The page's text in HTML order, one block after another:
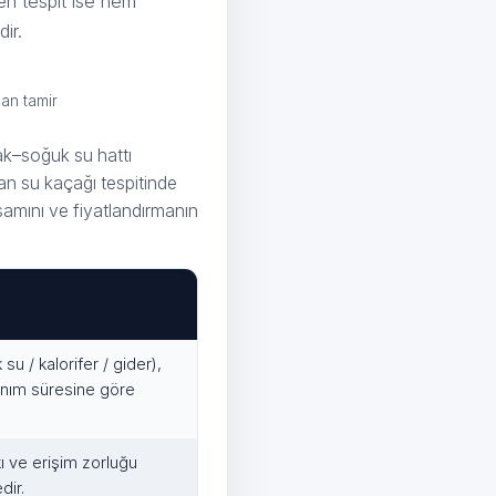
tamir
su hattı
su kaçağı tespitinde
ve fiyatlandırmanın
su / kalorifer / gider),
süresine göre
ve erişim zorluğu